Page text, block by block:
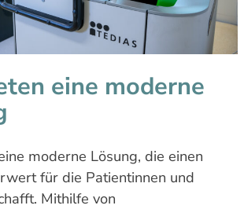
eine moderne
moderne Lösung, die einen
für die Patientinnen und
Mithilfe von